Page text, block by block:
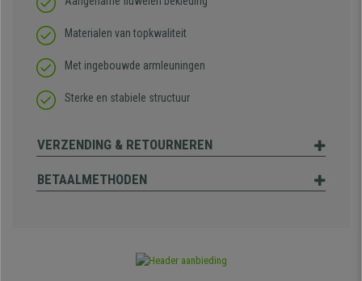
Materialen van topkwaliteit
Met ingebouwde armleuningen
Sterke en stabiele structuur
VERZENDING & RETOURNEREN
BETAALMETHODEN